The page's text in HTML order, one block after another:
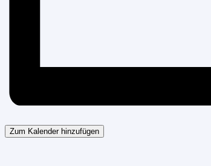
Zum Kalender hinzufügen